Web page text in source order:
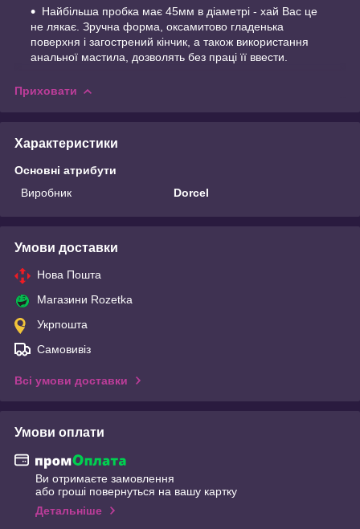
Найбільша пробка має 45мм в діаметрі - хай Вас це
не лякає. Зручна форма, оксамитово гладенька
поверхня і загострений кінчик, а також використання
анальної мастила, дозволять без праці її ввести.
Приховати
Характеристики
Основні атрибути
Виробник
Dorcel
Умови доставки
Нова Пошта
Магазини Rozetka
Укрпошта
Самовивіз
Всі умови доставки
Умови оплати
Ви отримаєте замовлення
або гроші повернуться на вашу картку
Детальніше